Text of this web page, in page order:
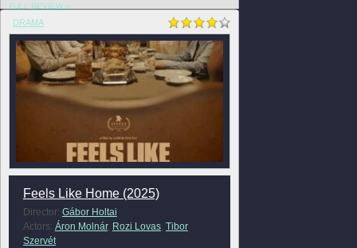
FULL REVIEW »
DRAMA
Feels Like Home (2025)
Director: Gábor Holtai
Actors: Áron Molnár, Rozi Lovas, Tibor
Szervét